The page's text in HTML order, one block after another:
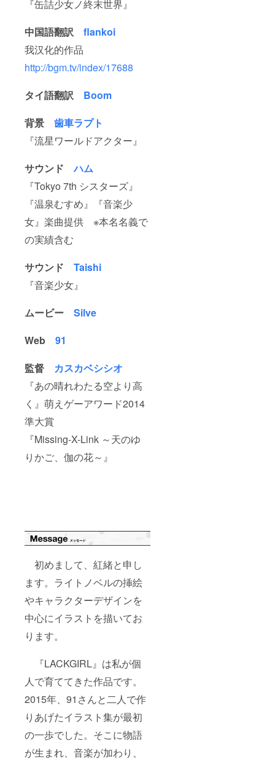
『缶詰少女ノ終末世界』
中国語翻訳 flankoi
我汉化的作品
http://bgm.tv/index/17688
タイ語翻訳 Boom
背景 歯車ラプト
『流星ワールドアクター』
サウンドハム
『Tokyo 7th シスターズ』
『温泉むすめ』『音楽少
女』楽曲提供 ※本名名義で
の実績含む
サウンド Taishi
『音楽少女』
ムービー Silve
Web 91
監督 カスカベシシオ
『あの晴れわたる空より高
く』萌えゲーアワード2014
準大賞
『Missing-X-Link ～天のゆ
りかご、伽の花～』
初めまして、紅緒と申し
ます。ライトノベルの挿絵
やキャラクターデザインを
中心にイラストを描いてお
ります。
『LACKGIRL』は私が個
人で育ててきた作品です。
2015年、91さんと二人で作
りあげたイラスト集が最初
の一歩でした。そこに物語
が生まれ、音楽が加わり、